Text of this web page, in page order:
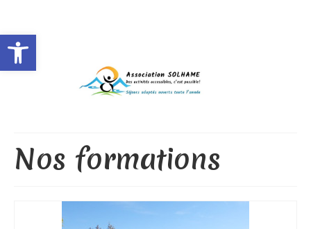
Ouvrir la barre d’outils
Nos formations